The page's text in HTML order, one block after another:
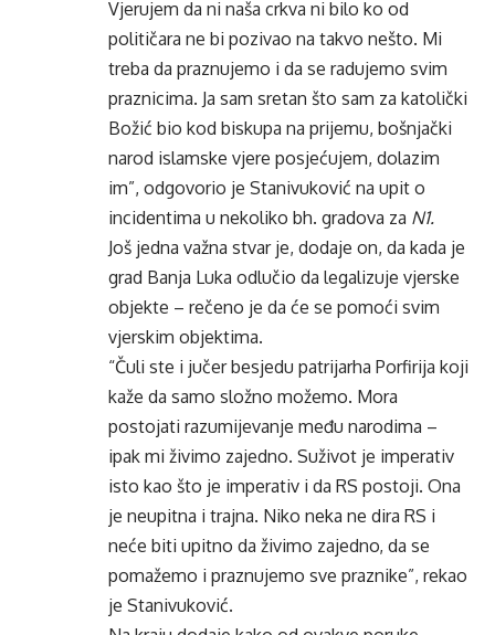
Vjerujem da ni naša crkva ni bilo ko od
političara ne bi pozivao na takvo nešto. Mi
treba da praznujemo i da se radujemo svim
praznicima. Ja sam sretan što sam za katolički
Božić bio kod biskupa na prijemu, bošnjački
narod islamske vjere posjećujem, dolazim
im”, odgovorio je Stanivuković na upit o
incidentima u nekoliko bh. gradova za N1.
Još jedna važna stvar je, dodaje on, da kada je
grad Banja Luka odlučio da legalizuje vjerske
objekte – rečeno je da će se pomoći svim
vjerskim objektima.
“Čuli ste i jučer besjedu patrijarha Porfirija koji
kaže da samo složno možemo. Mora
postojati razumijevanje među narodima –
ipak mi živimo zajedno. Suživot je imperativ
isto kao što je imperativ i da RS postoji. Ona
je neupitna i trajna. Niko neka ne dira RS i
neće biti upitno da živimo zajedno, da se
pomažemo i praznujemo sve praznike”, rekao
je Stanivuković.